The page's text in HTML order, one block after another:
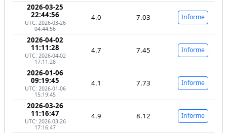
2026-03-25
22:44:56
UTC: 2026-03-26
04:44:56
4.0 7.03 Informe
2026-04-02
11:11:28
UTC: 2026-04-02
17:11:28
4.7 7.45 Informe
2026-01-06
09:19:45
UTC: 2026-01-06
15:19:45
4.1 7.73 Informe
2026-03-26
11:16:47
UTC: 2026-03-26
17:16:47
4.9 8.12 Informe